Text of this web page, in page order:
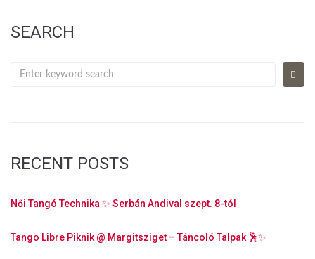
SEARCH
RECENT POSTS
Női Tangó Technika ✨ Serbán Andival szept. 8-tól
Tango Libre Piknik @ Margitsziget – Táncoló Talpak 🕺✨